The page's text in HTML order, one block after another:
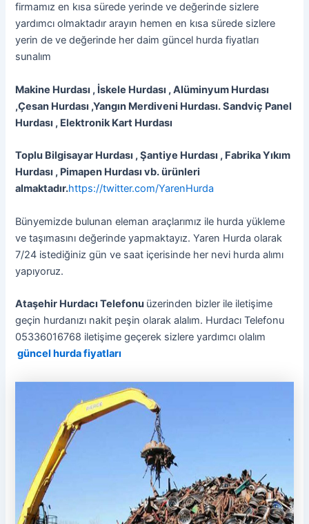
firmamız en kısa sürede yerinde ve değerinde sizlere
yardımcı olmaktadır arayın hemen en kısa sürede sizlere
yerin de ve değerinde her daim güncel hurda fiyatları
sunalım
Makine Hurdası , İskele Hurdası , Alüminyum Hurdası
,Çesan Hurdası ,Yangın Merdiveni Hurdası. Sandviç Panel
Hurdası , Elektronik Kart Hurdası
Toplu Bilgisayar Hurdası , Şantiye Hurdası , Fabrika Yıkım
Hurdası , Pimapen Hurdası vb. ürünleri
almaktadır.https://twitter.com/YarenHurda
Bünyemizde bulunan eleman araçlarımız ile hurda yükleme
ve taşımasını değerinde yapmaktayız. Yaren Hurda olarak
7/24 istediğiniz gün ve saat içerisinde her nevi hurda alımı
yapıyoruz.
Ataşehir Hurdacı Telefonu üzerinden bizler ile iletişime
geçin hurdanızı nakit peşin olarak alalım. Hurdacı Telefonu
05336016768 iletişime geçerek sizlere yardımcı olalım
güncel hurda fiyatları